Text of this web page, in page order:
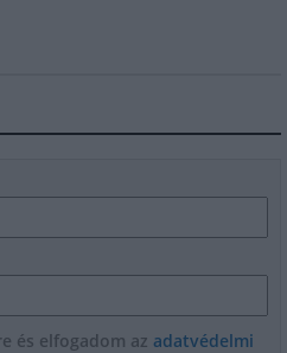
és elfogadom az adatvédelmi